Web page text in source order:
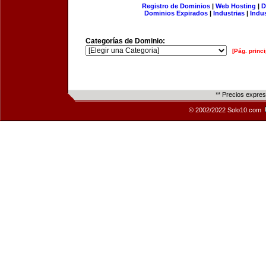
Registro de Dominios| Web Hosting |
Dominios Expirados | Industrias |
Categorías de Dominio:
[Pág.
** Precios
© 2002/2022 Solo10.com